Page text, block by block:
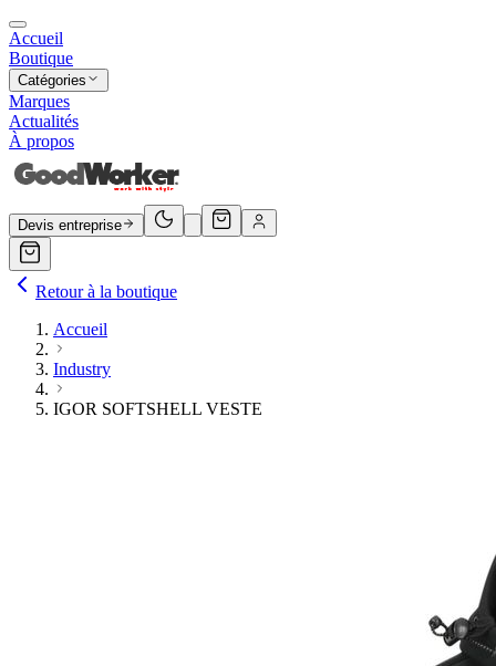
Accueil
Boutique
Catégories
Marques
Actualités
À propos
Devis entreprise
Retour à la boutique
Accueil
Industry
IGOR SOFTSHELL VESTE